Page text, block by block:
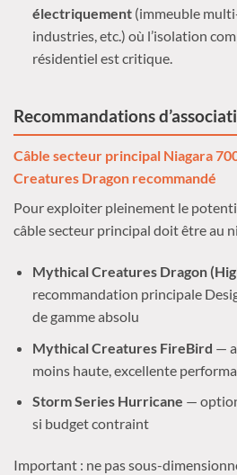
électriquement(immeuble
industries, etc.) où l’isolation
résidentiel est critique.
Recommandations
Câble secteur principal Niagara
Creatures Dragon recommandé
Pour exploiter pleinement le
câble secteur principal doit être au
Mythical Creatures Dragon
recommandation principale
de gamme absolu
Mythical Creatures FireBird —
moins haute, excellente
Storm Series Hurricane —
si budget contraint
Important : ne pas sous-